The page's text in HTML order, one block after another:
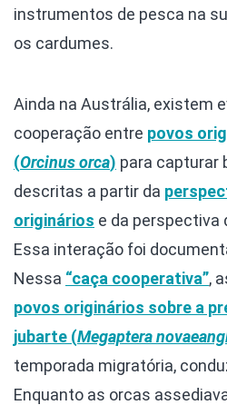
instrumentos de pesca na
os cardumes.
Ainda na Austrália, existem
cooperação entre povos
(Orcinus orca) para capturar
descritas a partir da
originários e da perspectiva
Essa interação foi
Nessa “caça cooperativa”,
povos originários sobre a
jubarte (Megaptera
temporada migratória,
Enquanto as orcas